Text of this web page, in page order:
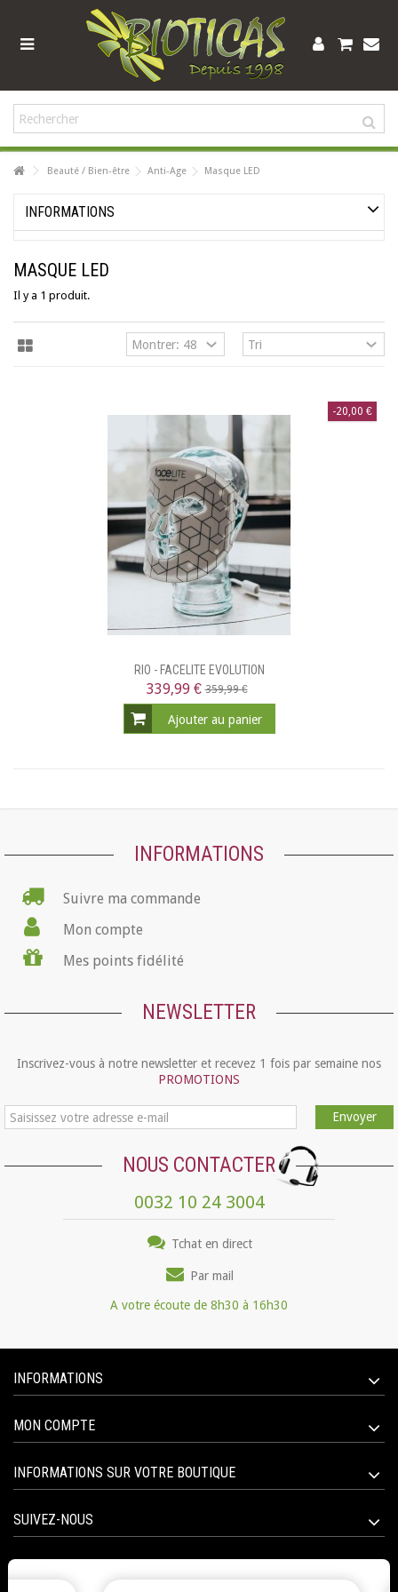
Beauté / Bien-être Anti-Age Masque LED
INFORMATIONS
MASQUE LED
Il y a 1 produit.
-20,00 €
RIO - FACELITE EVOLUTION
339,99 €359,99 €
Ajouter au panier
INFORMATIONS
Suivre ma commande
Mon compte
Mes points fidélité
NEWSLETTER
Inscrivez-vous à notre newsletter et recevez 1 fois par semaine nos
PROMOTIONS
Envoyer
NOUS CONTACTER
0032 10 24 3004
Tchat en direct
Par mail
A votre écoute de 8h30 à 16h30
INFORMATIONS
MON COMPTE
INFORMATIONS SUR VOTRE BOUTIQUE
SUIVEZ-NOUS